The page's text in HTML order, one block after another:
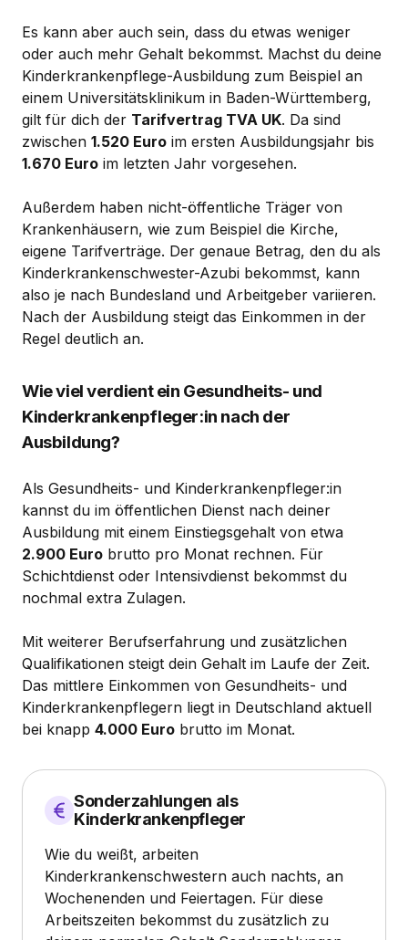
Es kann aber auch sein, dass du etwas weniger
oder auch mehr Gehalt bekommst. Machst du deine
Kinderkrankenpflege-Ausbildung zum Beispiel an
einem Universitätsklinikum in Baden-Württemberg,
gilt für dich der Tarifvertrag TVA UK. Da sind
zwischen 1.520 Euro im ersten Ausbildungsjahr bis
1.670 Euro im letzten Jahr vorgesehen.
Außerdem haben nicht-öffentliche Träger von
Krankenhäusern, wie zum Beispiel die Kirche,
eigene Tarifverträge. Der genaue Betrag, den du als
Kinderkrankenschwester-Azubi bekommst, kann
also je nach Bundesland und Arbeitgeber variieren.
Nach der Ausbildung steigt das Einkommen in der
Regel deutlich an.
Wie viel verdient ein Gesundheits- und
Kinderkrankenpfleger:in nach der
Ausbildung?
Als Gesundheits- und Kinderkrankenpfleger:in
kannst du im öffentlichen Dienst nach deiner
Ausbildung mit einem Einstiegsgehalt von etwa
2.900 Euro brutto pro Monat rechnen. Für
Schichtdienst oder Intensivdienst bekommst du
nochmal extra Zulagen.
Mit weiterer Berufserfahrung und zusätzlichen
Qualifikationen steigt dein Gehalt im Laufe der Zeit.
Das mittlere Einkommen von Gesundheits- und
Kinderkrankenpflegern liegt in Deutschland aktuell
bei knapp 4.000 Euro brutto im Monat.
Sonderzahlungen als
Kinderkrankenpfleger
Wie du weißt, arbeiten
Kinderkrankenschwestern auch nachts, an
Wochenenden und Feiertagen. Für diese
Arbeitszeiten bekommst du zusätzlich zu